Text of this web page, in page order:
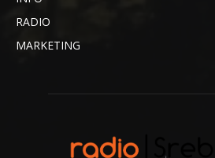
RADIO
MARKETING